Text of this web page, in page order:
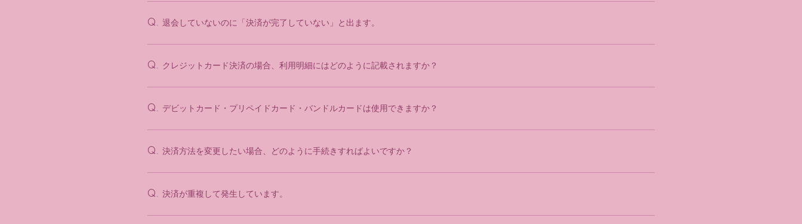
Q. 退会していないのに「決済が完了していない」と出ます。
Q. クレジットカード決済の場合、利用明細にはどのように記載されますか？
Q. デビットカード・プリペイドカード・バンドルカードは使用できますか？
Q. 決済方法を変更したい場合、どのように手続きすればよいですか？
Q. 決済が重複して発生しています。